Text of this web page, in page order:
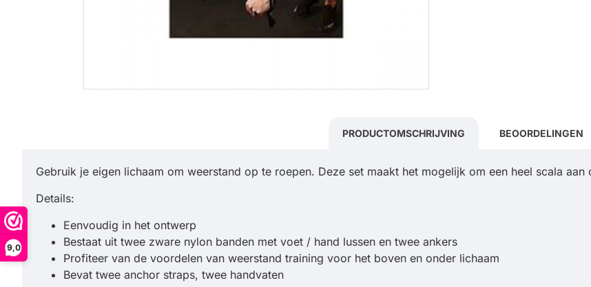
9,0
PRODUCTOMSCHRIJVING BEOORDELINGEN
Gebruik je eigen lichaam om weerstand op te roepen. Deze set maakt het mogelijk om een heel scala
Details:
Eenvoudig in het ontwerp
Bestaat uit twee zware nylon banden met voet / hand lussen en twee ankers
Profiteer van de voordelen van weerstand training voor het boven en onder lichaam
Bevat twee anchor straps, twee handvaten